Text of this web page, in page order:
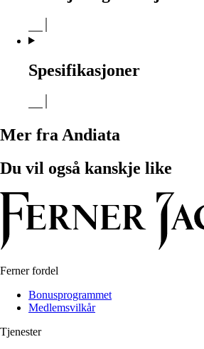
Spesifikasjoner
Mer fra Andiata
Du vil også kanskje like
Ferner fordel
Bonusprogrammet
Medlemsvilkår
Tjenester